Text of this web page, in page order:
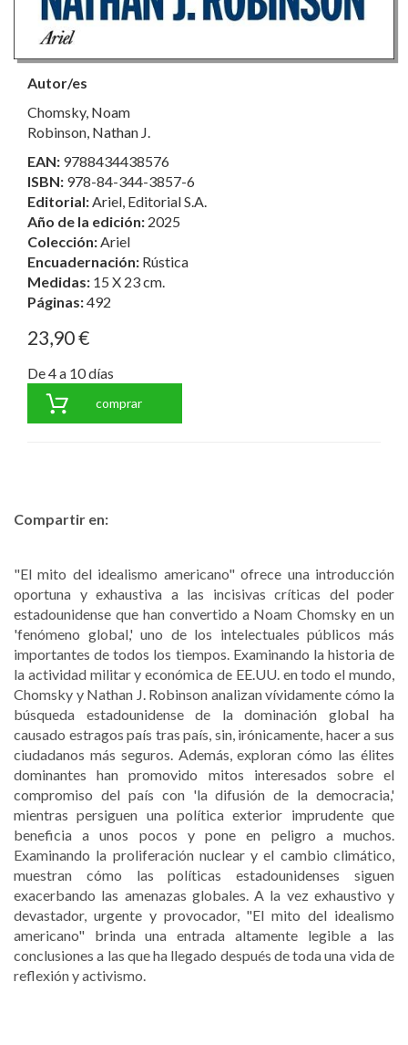
Autor/es
Chomsky, Noam
Robinson, Nathan J.
EAN: 9788434438576
ISBN: 978-84-344-3857-6
Editorial:Ariel, Editorial S.A.
Año de la edición: 2025
Colección:Ariel
Encuadernación: Rústica
Medidas: 15 X 23 cm.
Páginas:492
23,90 €
De 4 a 10 días
comprar
Compartir en:
"El mito del idealismo americano" ofrece una introducción
oportuna y exhaustiva a las incisivas críticas del poder
estadounidense que han convertido a Noam Chomsky en un
'fenómeno global,' uno de los intelectuales públicos más
importantes de todos los tiempos. Examinando la historia de
la actividad militar y económica de EE.UU. en todo el mundo,
Chomsky y Nathan J. Robinson analizan vívidamente cómo la
búsqueda estadounidense de la dominación global ha
causado estragos país tras país, sin, irónicamente, hacer a sus
ciudadanos más seguros. Además, exploran cómo las élites
dominantes han promovido mitos interesados sobre el
compromiso del país con 'la difusión de la democracia,'
mientras persiguen una política exterior imprudente que
beneficia a unos pocos y pone en peligro a muchos.
Examinando la proliferación nuclear y el cambio climático,
muestran cómo las políticas estadounidenses siguen
exacerbando las amenazas globales. A la vez exhaustivo y
devastador, urgente y provocador, "El mito del idealismo
americano" brinda una entrada altamente legible a las
conclusiones a las que ha llegado después de toda una vida de
reflexión y activismo.